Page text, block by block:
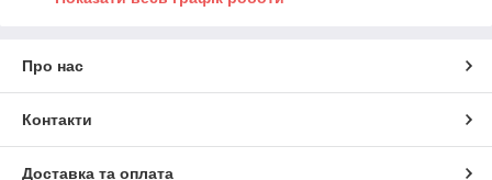
Про нас
Контакти
Доставка та оплата